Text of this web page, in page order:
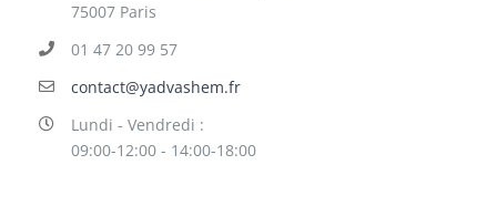
75007 Paris
01 47 20 99 57
contact@yadvashem.fr
Lundi - Vendredi :
09:00-12:00 - 14:00-18:00